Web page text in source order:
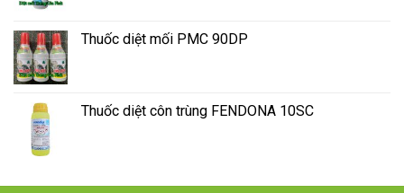
Thuốc diệt mối PMC 90DP
Thuốc diệt côn trùng FENDONA 10SC